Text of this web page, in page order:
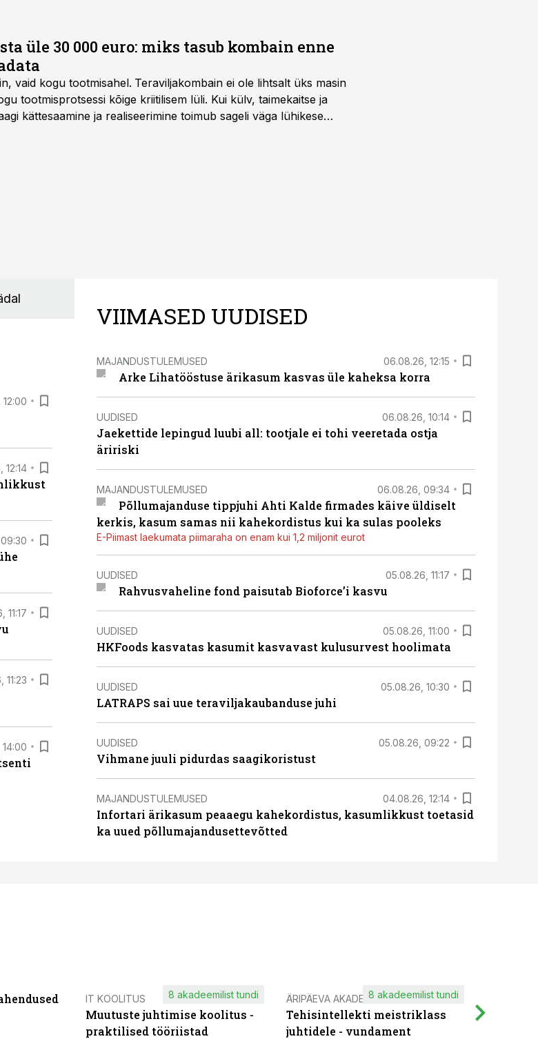
üle 30 000 euro: miks tasub kombain enne
vaid kogu tootmisahel. Teraviljakombain ei ole lihtsalt üks masin
tootmisprotsessi kõige kriitilisem lüli. Kui külv, taimekaitse ja
kättesaamine ja realiseerimine toimub sageli väga lühikese
12:14
11:17
11:23
VIIMASED UUDISED
MAJANDUSTULEMUSED 06.08.26, 12:15
Arke Lihatööstuse ärikasum kasvas üle kaheksa korra
UUDISED 06.08.26, 10:14
Jaekettide lepingud luubi all: tootjale ei tohi veeretada ostja
äririski
MAJANDUSTULEMUSED 06.08.26, 09:34
Põllumajanduse tippjuhi Ahti Kalde firmades käive üldiselt
kerkis, kasum samas nii kahekordistus kui ka sulas pooleks
E-Piimast laekumata piimaraha on enam kui 1,2 miljonit eurot
UUDISED 05.08.26, 11:17
Rahvusvaheline fond paisutab Bioforce’i kasvu
UUDISED 05.08.26, 11:00
HKFoods kasvatas kasumit kasvavast kulusurvest hoolimata
UUDISED 05.08.26, 10:30
LATRAPS sai uue teraviljakaubanduse juhi
UUDISED 05.08.26, 09:22
Vihmane juuli pidurdas saagikoristust
MAJANDUSTULEMUSED 04.08.26, 12:14
Infortari ärikasum peaaegu kahekordistus, kasumlikkust toetasid
ka uued põllumajandusettevõtted
IT KOOLITUS
Muutuste juhtimise koolitus -
praktilised tööriistad
8 akadeemilist tundi ÄRIPÄEVA AKADEEMIA
Tehisintellekti meistriklass
juhtidele - vundament
8 akadeemilist tundi